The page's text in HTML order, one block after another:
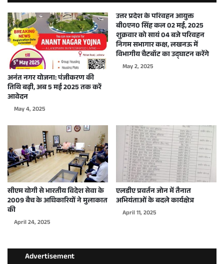
अनंत नगर योजना: पंजीकरण की
तिथि बढ़ी, अब 5 मई 2025 तक करें
आवेदन
May 4, 2025
उत्तर प्रदेश के परिवहन आयुक्त
बी0एन0 सिंह कल 02 मई, 2025
शुक्रवार को सायं 04 बजे परिवहन
निगम सभागार कक्ष, लखनऊ में
विभागीय चैटबॉट का उद्घाटन करेंगे
May 2, 2025
सीएम योगी से भारतीय विदेश सेवा के
2009 बैच के अधिकारियों ने मुलाकात
की
April 24, 2025
एलडीए प्रवर्तन जोन में तैनात
अभियंताओं के बदले कार्यक्षेत्र
April 11, 2025
Advertisement